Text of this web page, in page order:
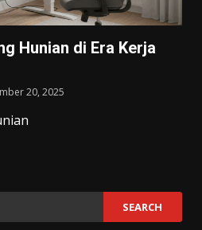
Hunian di Era Kerja
20, 2025